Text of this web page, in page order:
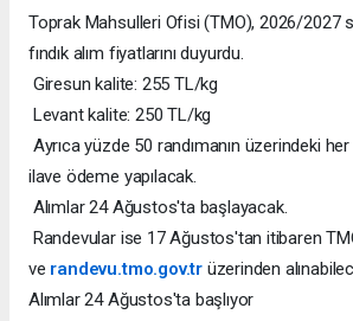
Toprak Mahsulleri Ofisi (TMO), 2026/2027
fındık alım fiyatlarını duyurdu.
Giresun kalite: 255 TL/kg
Levant kalite: 250 TL/kg
Ayrıca yüzde 50 randımanın üzerindeki
ilave ödeme yapılacak.
Alımlar 24 Ağustos'ta başlayacak.
Randevular ise 17 Ağustos'tan itibaren
ve randevu.tmo.gov.trüzerinden
Alımlar 24 Ağustos'ta başlıyor